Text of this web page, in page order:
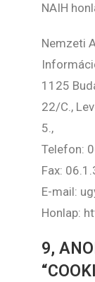
NAIH
Nemzeti
1125
22/C.,
5.,
Telefon:
Fax:
E-mail:
Honlap:
9,